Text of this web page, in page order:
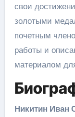
свои
золотыми
почетным
работы и
материалом
Никитин Иван